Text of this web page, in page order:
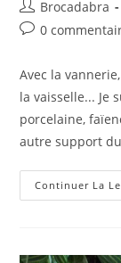
Auteur/autrice
de
Brocadabra
Commentaires
la
publication :
0
Avec la
la vaisselle... Je
porcelaine,
autre support
Continuer La